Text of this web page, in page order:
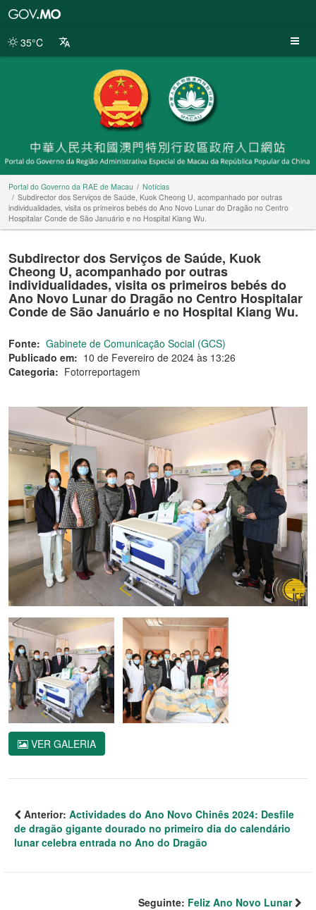
da
35°C
Portal do Governo da RAE de Macau
Notícias
Subdirector dos Serviços de Saúde, Kuok Cheong U, acompanhado por outras
individualidades, visita os primeiros bebés do Ano Novo Lunar do Dragão no Centro
Hospitalar Conde de São Januário e no Hospital Kiang Wu.
Subdirector dos Serviços de Saúde, Kuok
Cheong U, acompanhado por outras
individualidades, visita os primeiros bebés do
Ano Novo Lunar do Dragão no Centro Hospitalar
Conde de São Januário e no Hospital Kiang Wu.
Fonte: Gabinete de Comunicação Social (GCS)
Publicado em: 10 de Fevereiro de 2024 às 13:26
Categoria: Fotorreportagem
VER GALERIA
Anterior: Actividades do Ano Novo Chinês 2024: Desfile
de dragão gigante dourado no primeiro dia do calendário
lunar celebra entrada no Ano do Dragão
Seguinte: Feliz Ano Novo Lunar